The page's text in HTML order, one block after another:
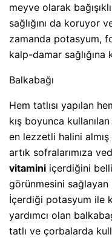
meyve olarak
sağlığını da koruyor
zamanda potasyum,
kalp-damar sağlığına
Balkabağı
Hem tatlısı yapılan
kış boyunca
en lezzetli halini
artık sofralarımıza
vitamini içerdiğini
görünmesini
İçerdiği potasyum ile
yardımcı olan
tatlı ve çorbalarda